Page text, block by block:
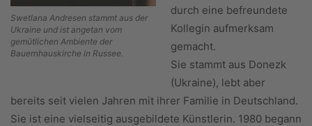
Swetlana Andresen stammt aus der
Ukraine und ist angetan vom
gemütlichen Ambiente der
Bauernhauskirche in Russee.
durch eine befreundete
Kollegin aufmerksam
gemacht.
Sie stammt aus Donezk
(Ukraine), lebt aber
bereits seit vielen Jahren mit ihrer Familie in Deutschland.
Sie ist eine vielseitig ausgebildete Künstlerin. 1980 begann